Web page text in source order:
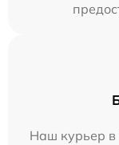
Наш курьер в